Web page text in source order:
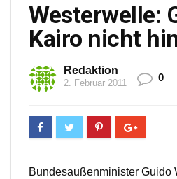
Westerwelle:
Kairo nicht
Redaktion
2. Februar 2011 0
Bundesaußenminister Guido